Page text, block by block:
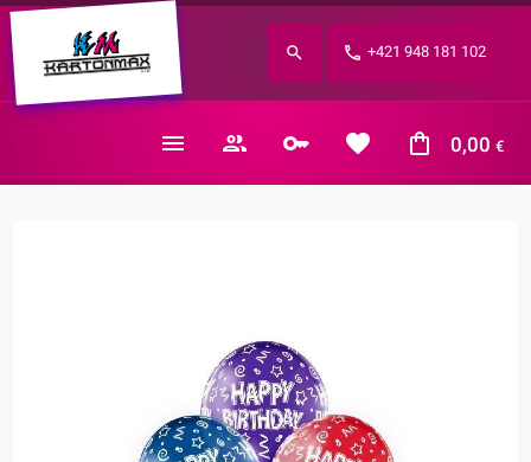
+421 948 181 102
0,00 €
Zabudnuté heslo?
E-mail